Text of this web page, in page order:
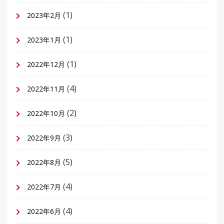
2023年2月 (1)
2023年1月 (1)
2022年12月 (1)
2022年11月 (4)
2022年10月 (2)
2022年9月 (3)
2022年8月 (5)
2022年7月 (4)
2022年6月 (4)